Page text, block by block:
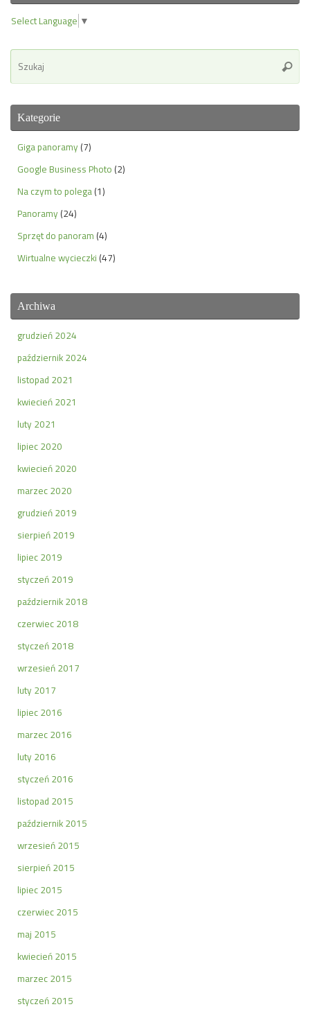
Select Language ▼
Kategorie
Giga panoramy (7)
Google Business Photo (2)
Na czym to polega (1)
Panoramy (24)
Sprzęt do panoram (4)
Wirtualne wycieczki (47)
Archiwa
grudzień 2024
październik 2024
listopad 2021
kwiecień 2021
luty 2021
lipiec 2020
kwiecień 2020
marzec 2020
grudzień 2019
sierpień 2019
lipiec 2019
styczeń 2019
październik 2018
czerwiec 2018
styczeń 2018
wrzesień 2017
luty 2017
lipiec 2016
marzec 2016
luty 2016
styczeń 2016
listopad 2015
październik 2015
wrzesień 2015
sierpień 2015
lipiec 2015
czerwiec 2015
maj 2015
kwiecień 2015
marzec 2015
styczeń 2015